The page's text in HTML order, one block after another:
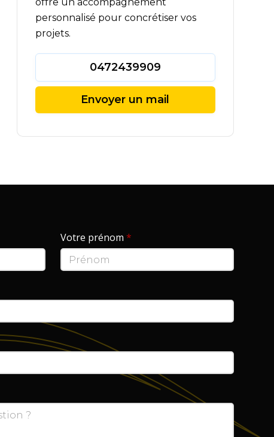
personnalisé pour concrétiser vos
projets.
0472439909
Envoyer un mail
Votre prénom *